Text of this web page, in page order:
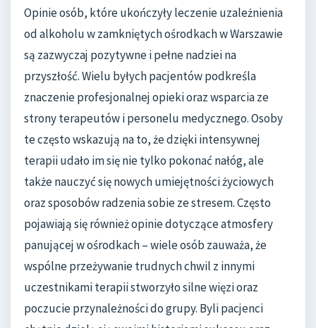
Opinie osób, które ukończyły leczenie uzależnienia
od alkoholu w zamkniętych ośrodkach w Warszawie
są zazwyczaj pozytywne i pełne nadziei na
przyszłość. Wielu byłych pacjentów podkreśla
znaczenie profesjonalnej opieki oraz wsparcia ze
strony terapeutów i personelu medycznego. Osoby
te często wskazują na to, że dzięki intensywnej
terapii udało im się nie tylko pokonać nałóg, ale
także nauczyć się nowych umiejętności życiowych
oraz sposobów radzenia sobie ze stresem. Często
pojawiają się również opinie dotyczące atmosfery
panującej w ośrodkach – wiele osób zauważa, że
wspólne przeżywanie trudnych chwil z innymi
uczestnikami terapii stworzyło silne więzi oraz
poczucie przynależności do grupy. Byli pacjenci